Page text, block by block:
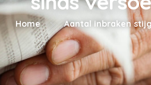
Home Aantal inbraken